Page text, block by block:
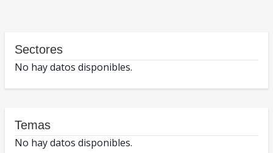
Sectores
No hay datos disponibles.
Temas
No hay datos disponibles.